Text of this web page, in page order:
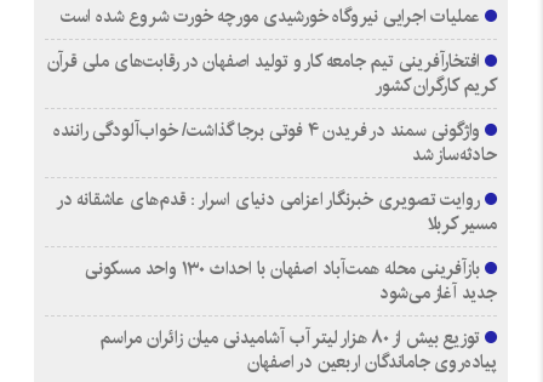
عملیات اجرایی نیروگاه خورشیدی مورچه خورت شروع شده است
افتخارآفرینی تیم جامعه کار و تولید اصفهان در رقابت‌های ملی قرآن
کریم کارگران کشور
واژگونی سمند در فریدن ۴ فوتی برجا گذاشت/ خواب‌آلودگی راننده
حادثه‌ساز شد
روایت تصویری خبرنگار اعزامی دنیای اسرار : قدم‌های عاشقانه در
مسیر کربلا
بازآفرینی محله همت‌آباد اصفهان با احداث ۱۳۰ واحد مسکونی
جدید آغاز می‌شود
توزیع بیش از ۸۰ هزار لیتر آب آشامیدنی میان زائران مراسم
پیاده‌روی جاماندگان اربعین در اصفهان